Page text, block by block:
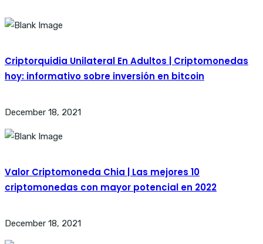
Criptorquidia Unilateral En Adultos | Criptomonedas
hoy: informativo sobre inversión en bitcoin
December 18, 2021
Valor Criptomoneda Chia | Las mejores 10
criptomonedas con mayor potencial en 2022
December 18, 2021